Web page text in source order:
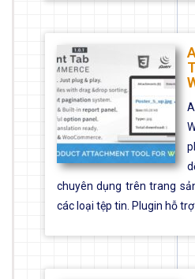
chuyên dụng trên trang
các loại tệp tin. Plugin hỗ trợ